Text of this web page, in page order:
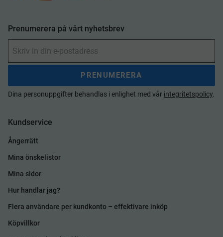
Prenumerera på vårt nyhetsbrev
PRENUMERERA
Dina personuppgifter behandlas i enlighet med vår integritetspolicy.
Kundservice
Ångerrätt
Mina önskelistor
Mina sidor
Hur handlar jag?
Flera användare per kundkonto – effektivare inköp
Köpvillkor